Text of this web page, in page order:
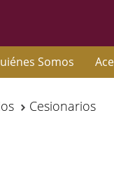
Somos
Cesionarios